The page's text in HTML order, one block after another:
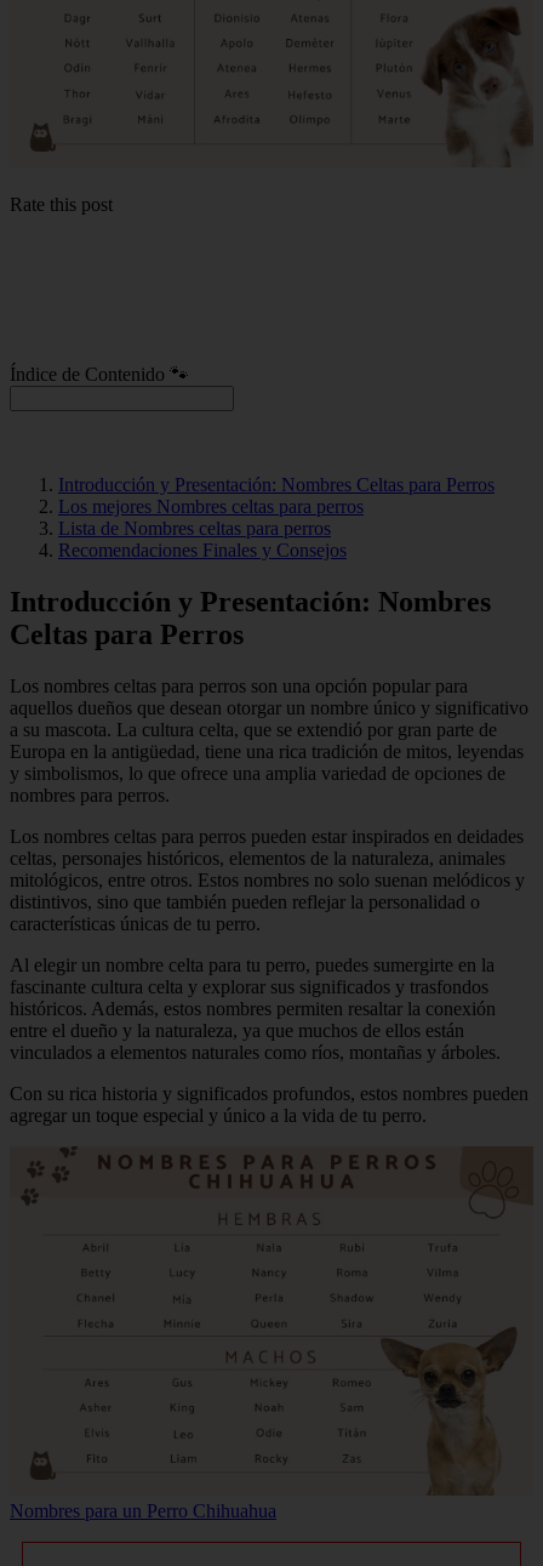
Rate this post
Índice de Contenido 🐾
Introducción y Presentación: Nombres Celtas para Perros
Los mejores Nombres celtas para perros
Lista de Nombres celtas para perros
Recomendaciones Finales y Consejos
Introducción y Presentación: Nombres
Celtas para Perros
Los nombres celtas para perros son una opción popular para
aquellos dueños que desean otorgar un nombre único y significativo
a su mascota. La cultura celta, que se extendió por gran parte de
Europa en la antigüedad, tiene una rica tradición de mitos, leyendas
y simbolismos, lo que ofrece una amplia variedad de opciones de
nombres para perros.
Los nombres celtas para perros pueden estar inspirados en deidades
celtas, personajes históricos, elementos de la naturaleza, animales
mitológicos, entre otros. Estos nombres no solo suenan melódicos y
distintivos, sino que también pueden reflejar la personalidad o
características únicas de tu perro.
Al elegir un nombre celta para tu perro, puedes sumergirte en la
fascinante cultura celta y explorar sus significados y trasfondos
históricos. Además, estos nombres permiten resaltar la conexión
entre el dueño y la naturaleza, ya que muchos de ellos están
vinculados a elementos naturales como ríos, montañas y árboles.
Con su rica historia y significados profundos, estos nombres pueden
agregar un toque especial y único a la vida de tu perro.
Nombres para un Perro Chihuahua